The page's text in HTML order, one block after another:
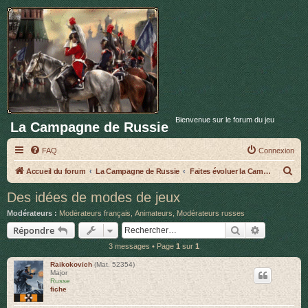
La Campagne de Russie Bienvenue sur le forum du jeu
FAQ Connexion
Accueil du forum La Campagne de Russie Faites évoluer la Campagne de Russie
e
c
c
e
Des idées de modes de jeux
Modérateurs : Modérateurs français, Animateurs ,Modérateurs russes
Répondre Rechercher
3 messages • Page1 sur1
Raikokovich(Mat. 52354)
Major
Russe
fiche